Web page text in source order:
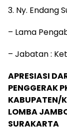
3. Ny. Endang
– Lama
– Jabatan :
APRESIASI
PENGGERAK
KABUPATEN/
LOMBA
SURAKARTA